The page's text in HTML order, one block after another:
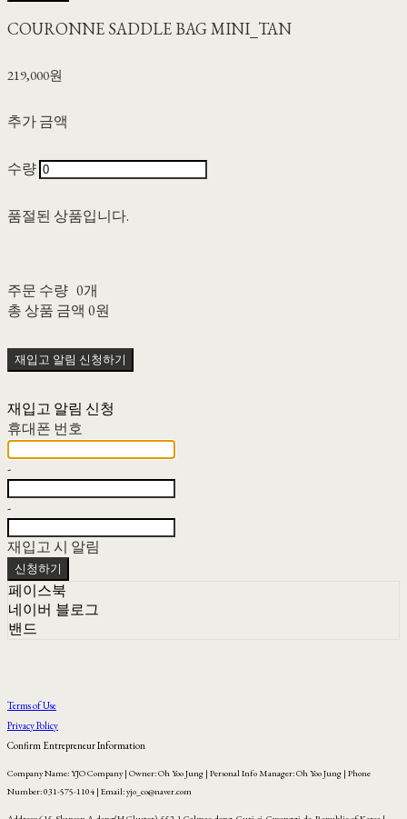
COURONNE SADDLE BAG MINI_TAN
219,000원
추가 금액
수량
품절된 상품입니다.
주문 수량 0개
총 상품 금액 0원
재입고 알림 신청하기
재입고 알림 신청
휴대폰 번호
-
-
재입고 시 알림
신청하기
페이스북
네이버 블로그
밴드
Terms of Use
Privacy Policy
Confirm Entrepreneur Information
Company Name: YJO Company | Owner: Oh Yoo Jung | Personal Info Manager: Oh Yoo Jung | Phone
Number: 031-575-1104 | Email: yjo_co@naver.com